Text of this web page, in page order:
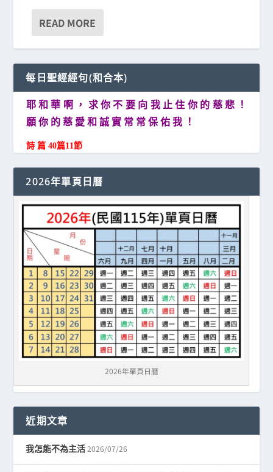
READ MORE
每日聖經經句(和合本)
耶 和 華 啊 ， 求 你 不 要 向 我 止 住 你 的 慈 悲 ！
願 你 的 慈 愛 和 誠 實 常 常 保 佑 我 ！
詩 篇 40篇11節
2026年單頁日曆
2026年單頁日曆
近期文章
我怎能不為主活 2026/07/26